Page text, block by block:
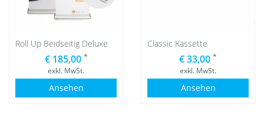
Roll Up Beidseitig Deluxe
€ 185,00 *
exkl. MwSt.
Ansehen
Classic Kassette
€ 33,00 *
exkl. MwSt.
Ansehen